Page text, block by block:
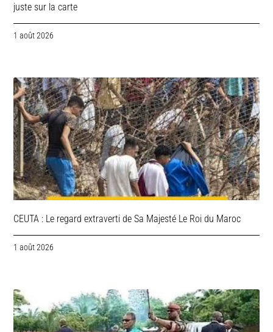
juste sur la carte
1 août 2026
CEUTA : Le regard extraverti de Sa Majesté Le Roi du Maroc
1 août 2026